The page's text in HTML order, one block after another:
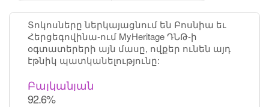
Տոկոսները ներկայացնում են Բոսնիա եւ
Հերցեգովինա-ում MyHeritage ԴՆԹ-ի
օգտատերերի այն մասը, ովքեր ունեն այդ
էթնիկ պատկանելությունը:
Բալկանյան
92.6%